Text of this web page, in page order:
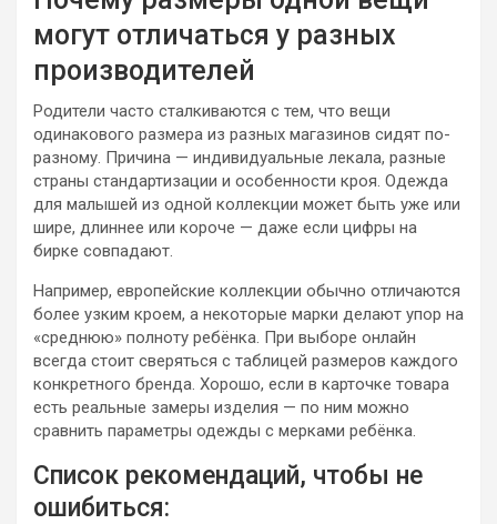
могут отличаться у разных
производителей
Родители часто сталкиваются с тем, что вещи
одинакового размера из разных магазинов сидят по-
разному. Причина — индивидуальные лекала, разные
страны стандартизации и особенности кроя. Одежда
для малышей из одной коллекции может быть уже или
шире, длиннее или короче — даже если цифры на
бирке совпадают.
Например, европейские коллекции обычно отличаются
более узким кроем, а некоторые марки делают упор на
«среднюю» полноту ребёнка. При выборе онлайн
всегда стоит сверяться с таблицей размеров каждого
конкретного бренда. Хорошо, если в карточке товара
есть реальные замеры изделия — по ним можно
сравнить параметры одежды с мерками ребёнка.
Список рекомендаций, чтобы не
ошибиться: